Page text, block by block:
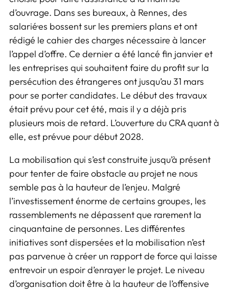
d’ouvrage. Dans ses bureaux, à Rennes, des
salarié·es bossent sur les premiers plans et ont
rédigé le cahier des charges nécessaire à lancer
l’appel d’offre. Ce dernier a été lancé fin janvier et
les entreprises qui souhaitent faire du profit sur la
persécution des étranger·es ont jusqu’au 31 mars
pour se porter candidates. Le début des travaux
était prévu pour cet été, mais il y a déjà pris
plusieurs mois de retard. L’ouverture du CRA quant à
elle, est prévue pour début 2028.
La mobilisation qui s’est construite jusqu’à présent
pour tenter de faire obstacle au projet ne nous
semble pas à la hauteur de l’enjeu. Malgré
l’investissement énorme de certains groupes, les
rassemblements ne dépassent que rarement la
cinquantaine de personnes. Les différentes
initiatives sont dispersées et la mobilisation n’est
pas parvenue à créer un rapport de force qui laisse
entrevoir un espoir d’enrayer le projet. Le niveau
d’organisation doit être à la hauteur de l’offensive